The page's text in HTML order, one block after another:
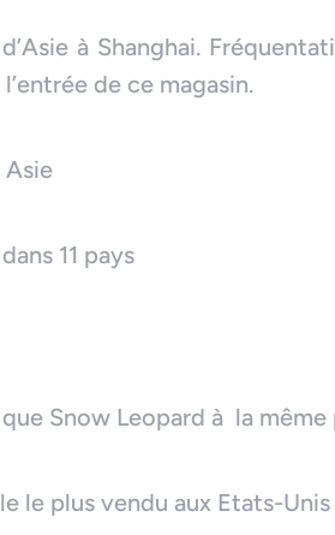
à Shanghai.
de ce magasin.
Asie
11 pays
Snow Leopard à la
le plus vendu aux Etats-Unis